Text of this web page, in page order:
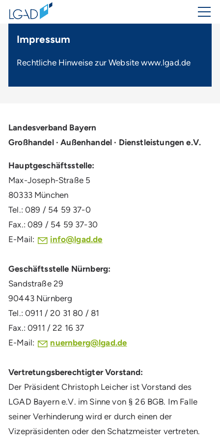
Impressum
Rechtliche Hinweise zur Website www.lgad.de
Landesverband Bayern
Großhandel ∙ Außenhandel ∙ Dienstleistungen e.V.
Hauptgeschäftsstelle:
Max-Joseph-Straße 5
80333 München
Tel.: 089 / 54 59 37-0
Fax.: 089 / 54 59 37-30
E-Mail:
nf lg d d
Geschäftsstelle Nürnberg:
Sandstraße 29
90443 Nürnberg
Tel.: 0911 / 20 31 80 / 81
Fax.: 0911 / 22 16 37
E-Mail:
n rnb rg lg d d
Vertretungsberechtigter Vorstand:
Der Präsident Christoph Leicher ist Vorstand des
LGAD Bayern e.V. im Sinne von § 26 BGB. Im Falle
seiner Verhinderung wird er durch einen der
Vizepräsidenten oder den Schatzmeister vertreten.